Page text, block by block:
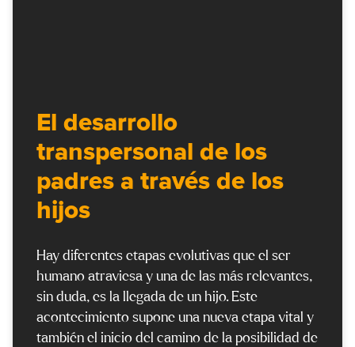
El desarrollo
transpersonal de los
padres a través de los
hijos
Hay diferentes etapas evolutivas que el ser
humano atraviesa y una de las más relevantes,
sin duda, es la llegada de un hijo. Este
acontecimiento supone una nueva etapa vital y
también el inicio del camino de la posibilidad de